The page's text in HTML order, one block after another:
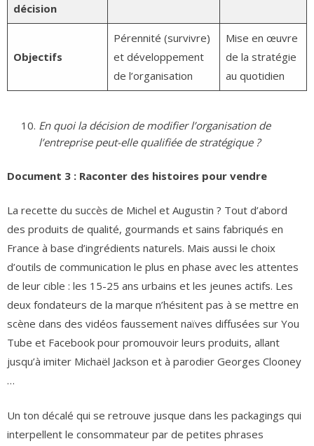
décision
Objectifs
Pérennité (survivre)
et développement
de l’organisation
Mise en œuvre
de la stratégie
au quotidien
En quoi la décision de modifier l’organisation de
l’entreprise peut-elle qualifiée de stratégique ?
Document 3 : Raconter des histoires pour vendre
La recette du succès de Michel et Augustin ? Tout d’abord
des produits de qualité, gourmands et sains fabriqués en
France à base d’ingrédients naturels. Mais aussi le choix
d’outils de communication le plus en phase avec les attentes
de leur cible : les 15-25 ans urbains et les jeunes actifs. Les
deux fondateurs de la marque n’hésitent pas à se mettre en
scène dans des vidéos faussement naïves diffusées sur You
Tube et Facebook pour promouvoir leurs produits, allant
jusqu’à imiter Michaël Jackson et à parodier Georges Clooney
…
Un ton décalé qui se retrouve jusque dans les packagings qui
interpellent le consommateur par de petites phrases